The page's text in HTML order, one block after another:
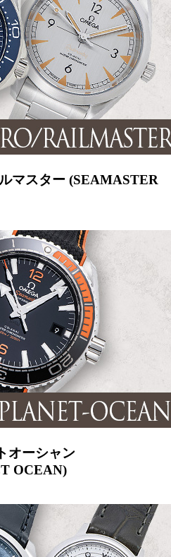
マスター (SEAMASTER
オーシャン
OCEAN)